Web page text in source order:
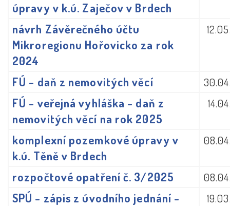
úpravy v k.ú. Zaječov v Brdech
návrh Závěrečného účtu
Mikroregionu Hořovicko za rok
2024
FÚ - daň z nemovitých věcí
FÚ - veřejná vyhláška - daň z
nemovitých věcí na rok 2025
komplexní pozemkové úpravy v
k.ú. Těně v Brdech
rozpočtové opatření č. 3/2025
SPÚ - zápis z úvodního jednání -